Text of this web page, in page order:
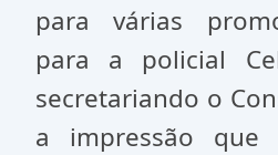
para várias
para a policial
secretariando o
a impressão que